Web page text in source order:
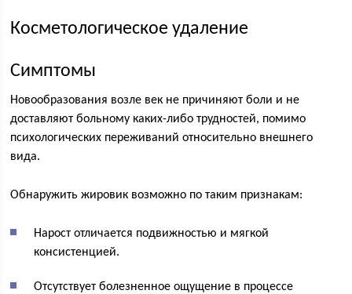
Косметологическое удаление
Симптомы
Новообразования возле век не причиняют боли и не
доставляют больному каких-либо трудностей, помимо
психологических переживаний относительно внешнего
вида.
Обнаружить жировик возможно по таким признакам:
Нарост отличается подвижностью и мягкой
консистенцией.
Отсутствует болезненное ощущение в процессе